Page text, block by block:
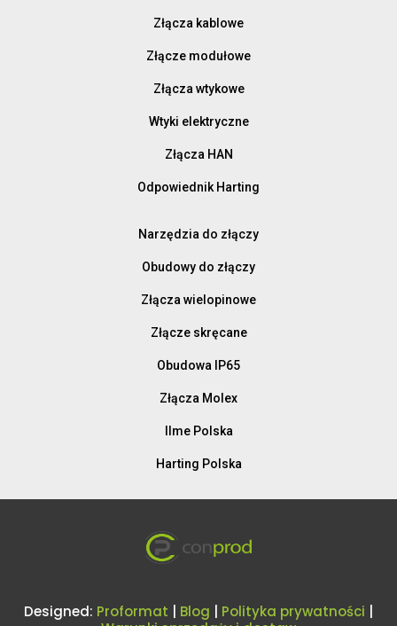
Złącza kablowe
Złącze modułowe
Złącza wtykowe
Wtyki elektryczne
Złącza HAN
Odpowiednik Harting
Narzędzia do złączy
Obudowy do złączy
Złącza wielopinowe
Złącze skręcane
Obudowa IP65
Złącza Molex
Ilme Polska
Harting Polska
Designed: Proformat Blog Polityka prywatności